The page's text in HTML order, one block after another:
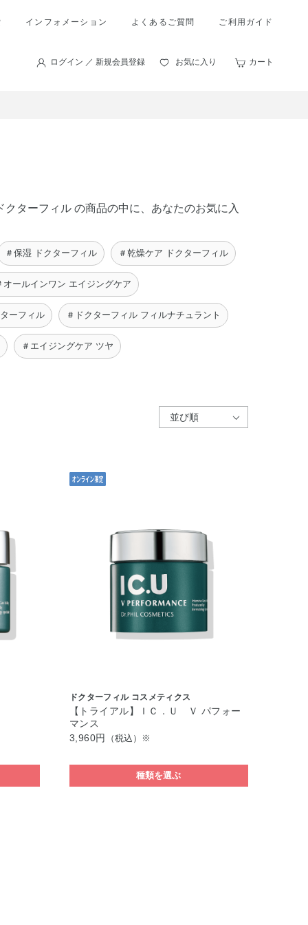
インフォメーション よくあるご質問 ご利用ガイド
ログイン ／ 新規会員登録 お気に入り カート
ターフィル の商品の中に、あなたのお気に入
＃保湿 ドクターフィル ＃乾燥ケア ドクターフィル
オールインワン エイジングケア
ーフィル ＃ドクターフィル フィルナチュラント
＃エイジングケア ツヤ
ドクターフィル コスメティクス
【トライアル】ＩＣ．Ｕ Ｖ パフォー
マンス
3,960円
（税込）※
種類を選ぶ